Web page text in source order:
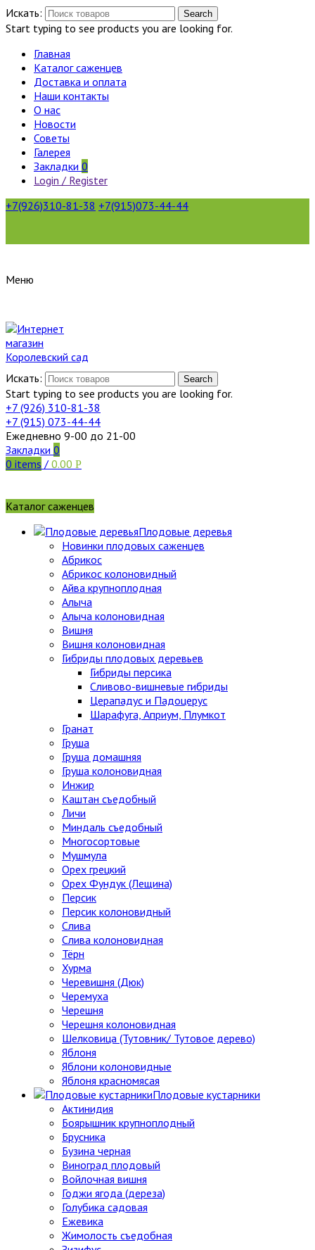
Искать: Search
Start typing to see products you are looking for.
Главная
Каталог саженцев
Доставка и оплата
Наши контакты
О нас
Новости
Советы
Галерея
Закладки 0
Login / Register
+7(926)310-81-38 +7(915)073-44-44
Меню
Искать: Search
Start typing to see products you are looking for.
+7 (926) 310-81-38
+7 (915) 073-44-44
Ежедневно 9-00 до 21-00
Закладки 0
0 items / 0.00 Р
Каталог саженцев
Плодовые деревья
Новинки плодовых саженцев
Абрикос
Абрикос колоновидный
Айва крупноплодная
Алыча
Алыча колоновидная
Вишня
Вишня колоновидная
Гибриды плодовых деревьев
Гибриды персика
Сливово-вишневые гибриды
Церападус и Падоцерус
Шарафуга, Априум, Плумкот
Гранат
Груша
Груша домашняя
Груша колоновидная
Инжир
Каштан съедобный
Личи
Миндаль съедобный
Многосортовые
Мушмула
Орех грецкий
Орех Фундук (Лещина)
Персик
Персик колоновидный
Слива
Слива колоновидная
Тёрн
Хурма
Черевишня (Дюк)
Черемуха
Черешня
Черешня колоновидная
Шелковица (Тутовник/ Тутовое дерево)
Яблоня
Яблони колоновидные
Яблоня красномясая
Плодовые кустарники
Актинидия
Боярышник крупноплодный
Брусника
Бузина черная
Виноград плодовый
Войлочная вишня
Годжи ягода (дереза)
Голубика садовая
Ежевика
Жимолость съедобная